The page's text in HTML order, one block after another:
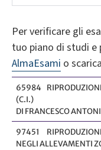
Per verificare gli
tuo piano di studi e
AlmaEsami o
65984
(C.I.)
DI FRANCESCO
97451
NEGLI ALLEVAMENTI